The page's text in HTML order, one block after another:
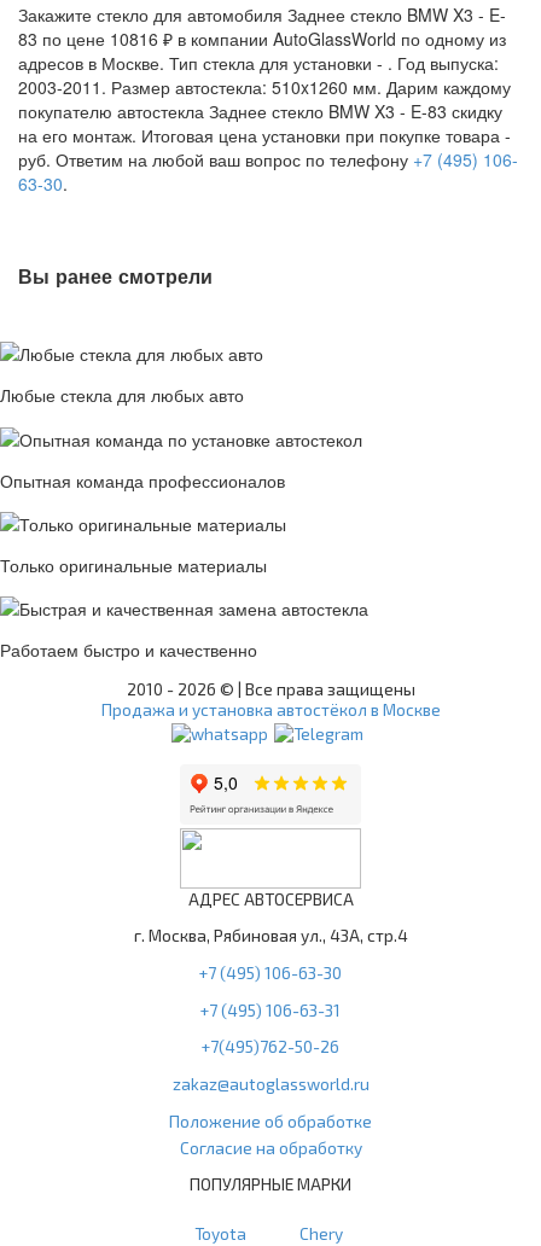
Закажите стекло для автомобиля Заднее стекло BMW X3 - E-
83 по цене 10816 ₽ в компании AutoGlassWorld по одному из
адресов в Москве. Тип стекла для установки - . Год выпуска:
2003-2011. Размер автостекла: 510x1260 мм. Дарим каждому
покупателю автостекла Заднее стекло BMW X3 - E-83 скидку
на его монтаж. Итоговая цена установки при покупке товара -
руб. Ответим на любой ваш вопрос по телефону +7 (495) 106-
63-30.
Вы ранее смотрели
Любые стекла для любых авто
Опытная команда профессионалов
Только оригинальные материалы
Работаем быстро и качественно
2010 - 2026 © | Все права защищены
Продажа и установка автостёкол в Москве
АДРЕС АВТОСЕРВИСА
г. Москва, Рябиновая ул., 43А, стр.4
+7 (495) 106-63-30
+7 (495) 106-63-31
+7(495)762-50-26
zakaz@autoglassworld.ru
Положение об обработке
Согласие на обработку
ПОПУЛЯРНЫЕ МАРКИ
Toyota
Chery